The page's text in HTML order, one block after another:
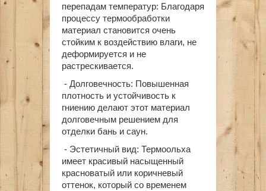
перепадам температур: Благодаря
процессу термообработки
материал становится очень
стойким к воздействию влаги, не
деформируется и не
растрескивается.
- Долговечность: Повышенная
плотность и устойчивость к
гниению делают этот материал
долговечным решением для
отделки бань и саун.
- Эстетичный вид: Термоольха
имеет красивый насыщенный
красноватый или коричневый
оттенок, который со временем